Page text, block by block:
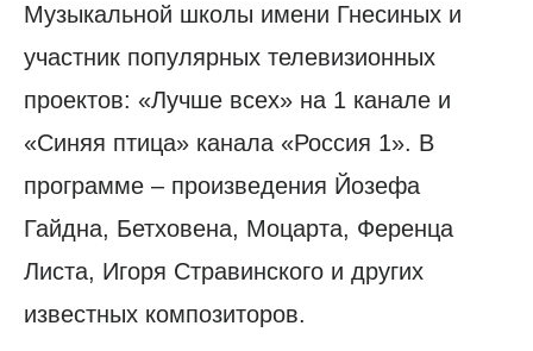
Музыкальной школы имени Гнесиных и
участник популярных телевизионных
проектов: «Лучше всех» на 1 канале и
«Синяя птица» канала «Россия 1». В
программе – произведения Йозефа
Гайдна, Бетховена, Моцарта, Ференца
Листа, Игоря Стравинского и других
известных композиторов.